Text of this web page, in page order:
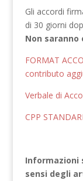
Gli accordi
di 30 giorni
Non
FORMAT
contributo
Verbale di
CPP
Informazioni
sensi degli